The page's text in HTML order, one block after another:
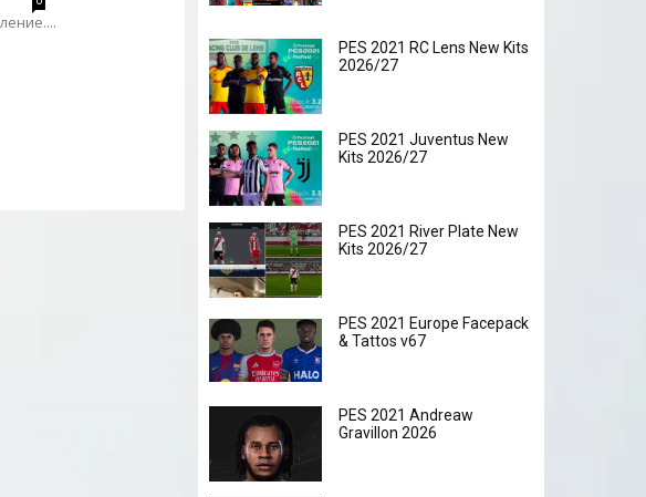
PES 2021 RC Lens New Kits
2026/27
PES 2021 Juventus New
Kits 2026/27
PES 2021 River Plate New
Kits 2026/27
PES 2021 Europe Facepack
& Tattos v67
PES 2021 Andreaw
Gravillon 2026